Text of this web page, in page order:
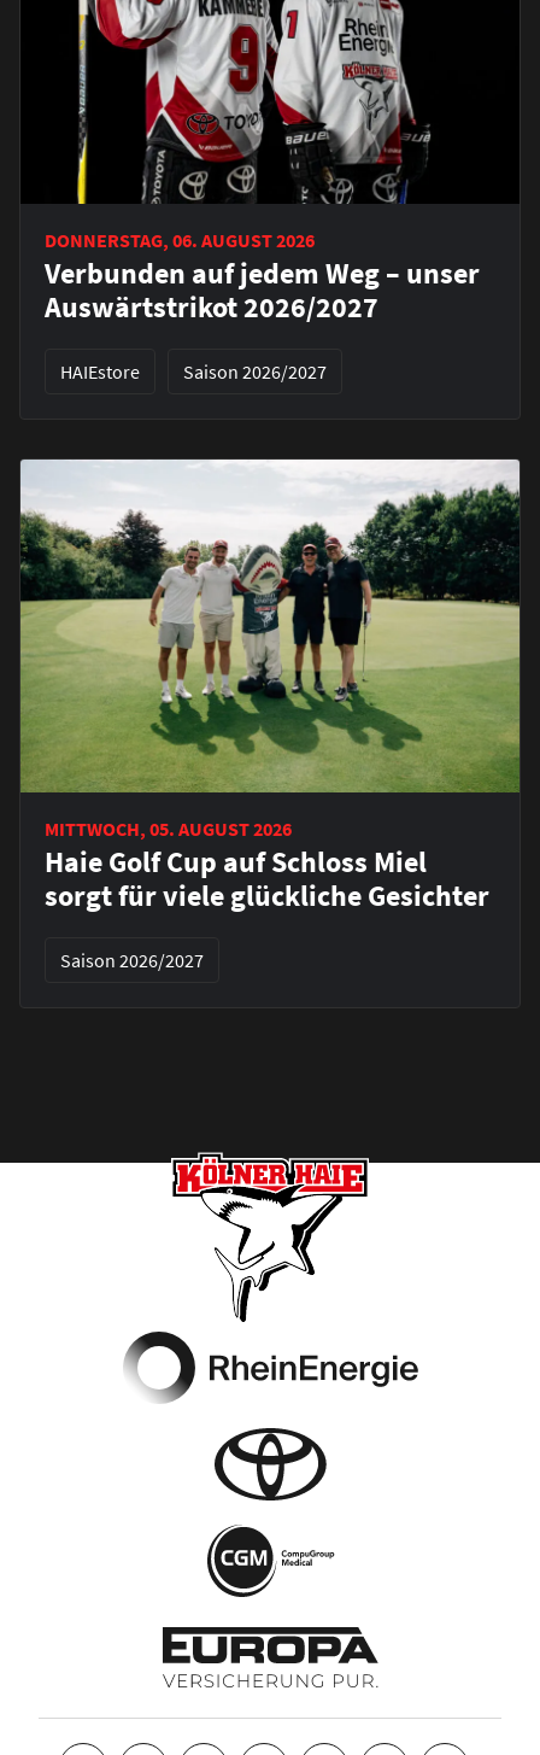
DONNERSTAG, 06. AUGUST 2026
Verbunden auf jedem Weg – unser
Auswärtstrikot 2026/2027
HAIEstore Saison 2026/2027
MITTWOCH, 05. AUGUST 2026
Haie Golf Cup auf Schloss Miel
sorgt für viele glückliche Gesichter
Saison 2026/2027